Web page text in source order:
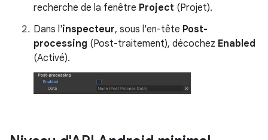
recherche de la fenêtre Project (Projet).
Dans l'inspecteur, sous l'en-tête Post-
processing (Post-traitement), décochez Enabled
(Activé).